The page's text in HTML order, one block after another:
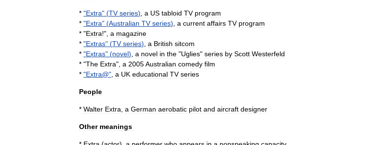
* "Extra" (TV series) a US tabloid TV program
* "Extra" (Australian TV series) a current affairs TV program
* "Extra!", a magazine
* "Extras" (TV series) a British sitcom
* "Extras" (novel) a novel in the "Uglies" series by Scott Westerfeld
* "The Extra", a 2005Australian comedy film
* "Extra@" a UK educational TV series
People
* Walter Extra a German aerobatic pilot and aircraft designer
Other meanings